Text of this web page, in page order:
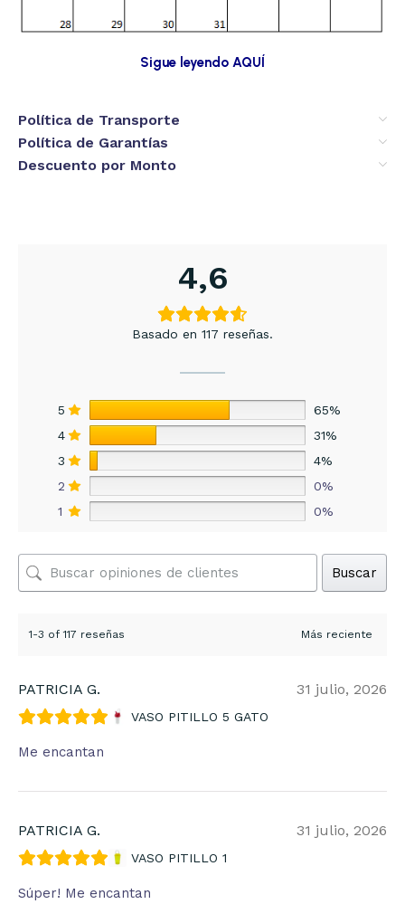
Sigue leyendo AQUÍ
Política de Transporte
Política de Garantías
Descuento por Monto
4,6
Basado en 117 reseñas.
5
65%
4
31%
3
4%
2
0%
1
0%
Buscar
1-3 of 117 reseñas
PATRICIA G. 31 julio, 2026
VASO PITILLO 5 GATO
Me encantan
PATRICIA G. 31 julio, 2026
VASO PITILLO 1
Súper! Me encantan